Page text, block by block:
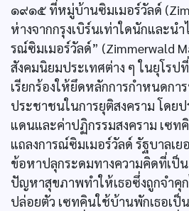
๑๙๑๕ ที่หมู่บ้านซิมเมอร์วัลด์
ห่างจากกรุงเบิร์นเท่าใดนักและน
รณ์ซิมเมอร์วัลด์” (Zimmerwald
สังคมนิยมประเทศต่าง ๆ ในยุโร
เรียกร้องให้ยึดหลักการกำหนดกา
ประชาชนในการยุติสงคราม โดย
แดนและค่าปฏิกรรมสงคราม เซ
แถลงการณ์ซิมเมอร์วัลด์ รัฐบาลเย
ข้อหาปลุกระดมทางความคิดที่เป็
ปัญหาสุขภาพทำให้เธอซึ่งถูกจำคุ
ปล่อยตัว เซทคินใช้บ้านพักเธอเ